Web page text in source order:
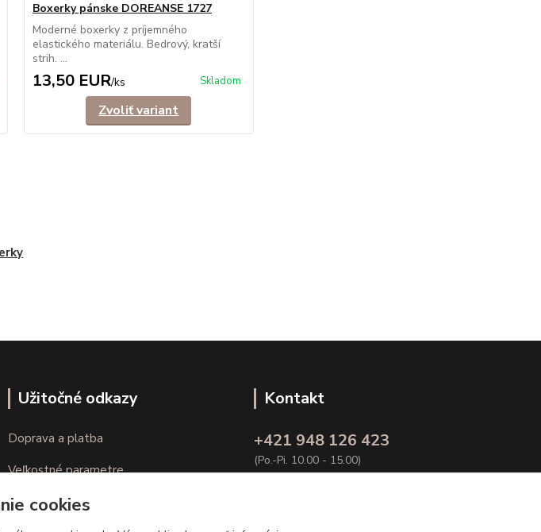
Boxerky pánske DOREANSE 1727
Moderné boxerky z príjemného
elastického materiálu. Bedrový, kratší
strih. ...
13,50 EUR/ks Skladom
Zvoliť variant
Užitočné odkazy
Doprava a platba
Veľkostné parametre
Ako nakupovať
Kontakt
+421 948 126 423
(Po.-Pi. 10.00 - 15.00)
cookies